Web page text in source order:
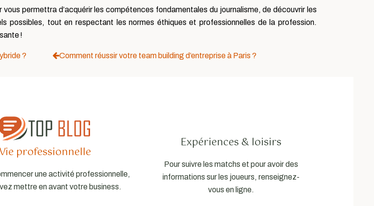
permettra d’acquérir les compétences fondamentales du journalisme, de découvrir les
possibles, tout en respectant les normes éthiques et professionnelles de la profession.
!
? Comment réussir votre team building d’entreprise à Paris ?
Vie professionnelle
une activité professionnelle,
mettre en avant votre business.
Expériences & loisirs
Pour suivre les matchs et pour avoir des
informations sur les joueurs, renseignez-
vous en ligne.